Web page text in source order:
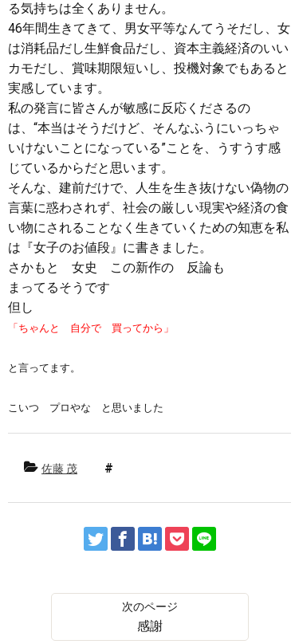
る気持ちは全くありません。
46年間生きてきて、男女平等なんてうそだし、女
は消耗品だし生鮮食品だし、資本主義経済のいい
カモだし、賞味期限短いし、投機対象でもあると
実感しています。
私の発言に皆さんが敏感に反応くださるの
は、“本当はそうだけど、そんなふうにいっちゃ
いけないことになっている”ことを、うすうす感
じているからだと思います。
そんな、建前だけで、人生を生き抜けない偽物の
言葉に惑わされず、社会の厳しい現実や経済の食
い物にされることなく生きていくための知恵を私
は『女子のお値段』に書きました。
さかもと 女史 この新作の 反論も
まってるそうです
但し
「ちゃんと 自分で 買ってから」
と言ってます。
こいつ プロやな と思いました
佐藤 茂
感謝